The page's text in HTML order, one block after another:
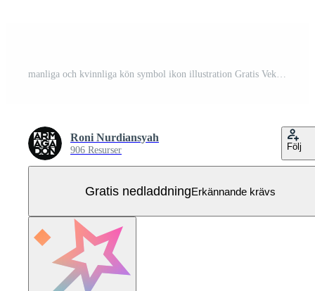
manliga och kvinnliga kön symbol ikon illustration Gratis Vektor
Roni Nurdiansyah
906 Resurser Följ
Gratis nedladdningErkännande krävs